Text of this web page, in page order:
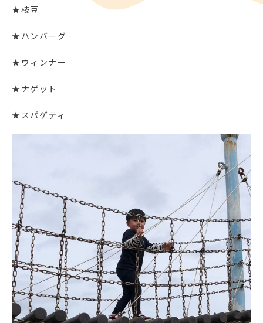
★枝豆
★ハンバーグ
★ウィンナー
★ナゲット
★スパゲティ